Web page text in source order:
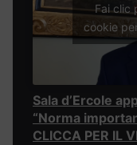
Fai clic
cookie
Sala d’Ercole
“Norma
CLICCA PER IL